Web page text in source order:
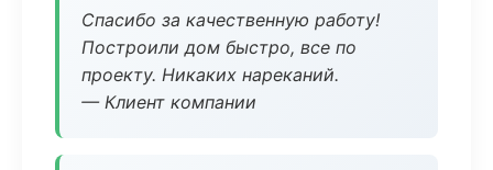
Спасибо за качественную работу!
Построили дом быстро, все по
проекту. Никаких нареканий.
— Клиент компании